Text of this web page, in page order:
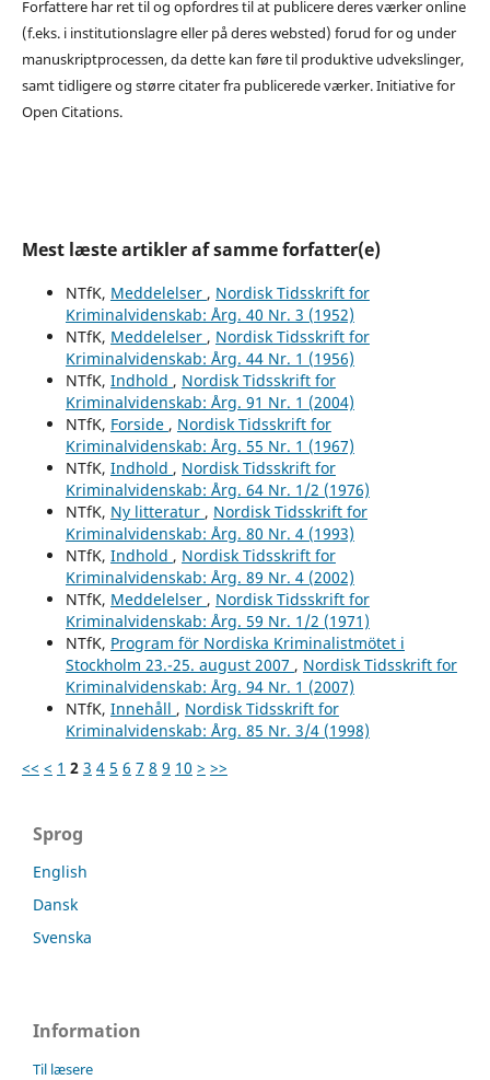
Forfattere har ret til og opfordres til at publicere deres værker online
(f.eks. i institutionslagre eller på deres websted) forud for og under
manuskriptprocessen, da dette kan føre til produktive udvekslinger,
samt tidligere og større citater fra publicerede værker. Initiative for
Open Citations.
Mest læste artikler af samme forfatter(e)
NTfK, Meddelelser , Nordisk Tidsskrift for
Kriminalvidenskab: Årg. 40 Nr. 3 (1952)
NTfK, Meddelelser , Nordisk Tidsskrift for
Kriminalvidenskab: Årg. 44 Nr. 1 (1956)
NTfK, Indhold , Nordisk Tidsskrift for
Kriminalvidenskab: Årg. 91 Nr. 1 (2004)
NTfK, Forside , Nordisk Tidsskrift for
Kriminalvidenskab: Årg. 55 Nr. 1 (1967)
NTfK, Indhold , Nordisk Tidsskrift for
Kriminalvidenskab: Årg. 64 Nr. 1/2 (1976)
NTfK, Ny litteratur , Nordisk Tidsskrift for
Kriminalvidenskab: Årg. 80 Nr. 4 (1993)
NTfK, Indhold , Nordisk Tidsskrift for
Kriminalvidenskab: Årg. 89 Nr. 4 (2002)
NTfK, Meddelelser , Nordisk Tidsskrift for
Kriminalvidenskab: Årg. 59 Nr. 1/2 (1971)
NTfK, Program för Nordiska Kriminalistmötet i
Stockholm 23.-25. august 2007 , Nordisk Tidsskrift for
Kriminalvidenskab: Årg. 94 Nr. 1 (2007)
NTfK, Innehåll , Nordisk Tidsskrift for
Kriminalvidenskab: Årg. 85 Nr. 3/4 (1998)
<< < 1 2 3 4 5 6 7 8 9 10 > >>
Sprog
English
Dansk
Svenska
Information
Til læsere